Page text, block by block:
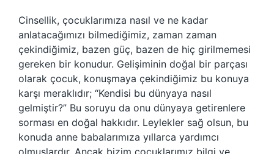
Cinsellik, çocuklarımıza nasıl ve ne kadar
anlatacağımızı bilmediğimiz, zaman zaman
çekindiğimiz, bazen güç, bazen de hiç girilmemesi
gereken bir konudur. Gelişiminin doğal bir parçası
olarak çocuk, konuşmaya çekindiğimiz bu konuya
karşı meraklıdır; “Kendisi bu dünyaya nasıl
gelmiştir?” Bu soruyu da onu dünyaya getirenlere
sorması en doğal hakkıdır. Leylekler sağ olsun, bu
konuda anne babalarımıza yıllarca yardımcı
olmuşlardır. Ancak bizim çocuklarımız bilgi ve